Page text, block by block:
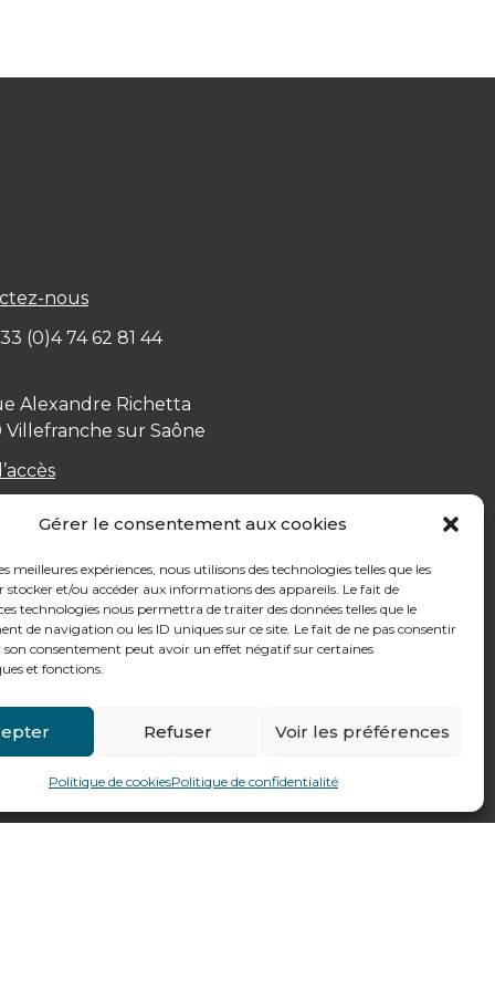
Gérer le consentement aux cookies
meilleures expériences, nous utilisons des technologies telles que les
stocker et/ou accéder aux informations des appareils. Le fait de
technologies nous permettra de traiter des données telles que le
de navigation ou les ID uniques sur ce site. Le fait de ne pas consentir
son consentement peut avoir un effet négatif sur certaines
et fonctions.
Refuser Voir les préférences
Politique de cookiesPolitique de confidentialité
nous
(0)4 74 62 81 44
Alexandre Richetta
Villefranche sur Saône